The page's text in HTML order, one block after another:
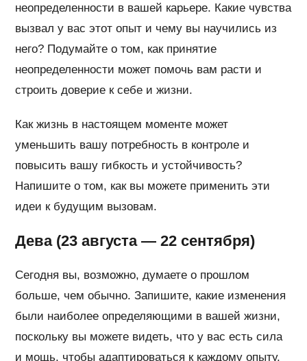
неопределенности в вашей карьере. Какие чувства
вызвал у вас этот опыт и чему вы научились из
него? Подумайте о том, как принятие
неопределенности может помочь вам расти и
строить доверие к себе и жизни.
Как жизнь в настоящем моменте может
уменьшить вашу потребность в контроле и
повысить вашу гибкость и устойчивость?
Напишите о том, как вы можете применить эти
идеи к будущим вызовам.
Дева (23 августа — 22 сентября)
Сегодня вы, возможно, думаете о прошлом
больше, чем обычно. Запишите, какие изменения
были наиболее определяющими в вашей жизни,
поскольку вы можете видеть, что у вас есть сила
и мощь, чтобы адаптироваться к каждому опыту.